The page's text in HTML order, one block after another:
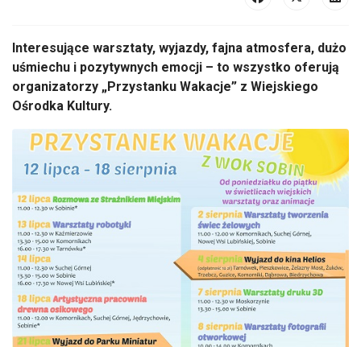
Interesujące warsztaty, wyjazdy, fajna atmosfera, dużo
uśmiechu i pozytywnych emocji – to wszystko oferują
organizatorzy „Przystanku Wakacje” z Wiejskiego
Ośrodka Kultury.